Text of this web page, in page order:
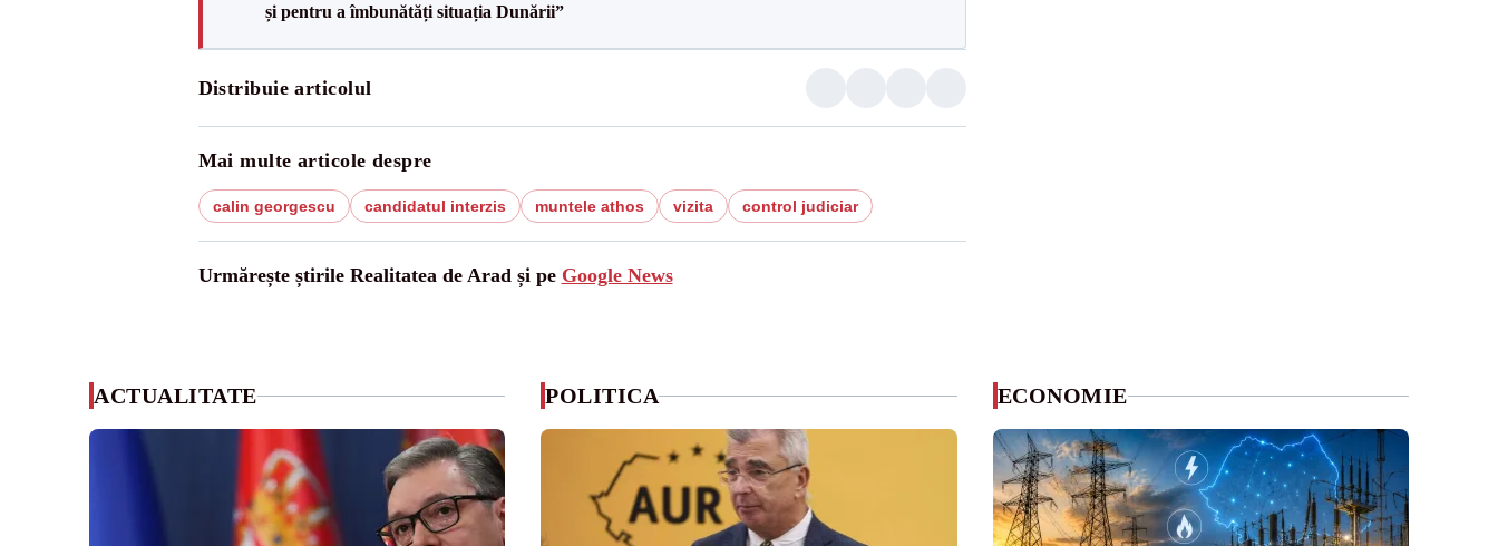
și pentru a îmbunătăți situația Dunării”
Distribuie articolul
Mai multe articole despre
calin georgescu candidatul interzis muntele athos vizita control judiciar
Urmărește știrile Realitatea de Arad și pe Google News
ACTUALITATE POLITICA ECONOMIE